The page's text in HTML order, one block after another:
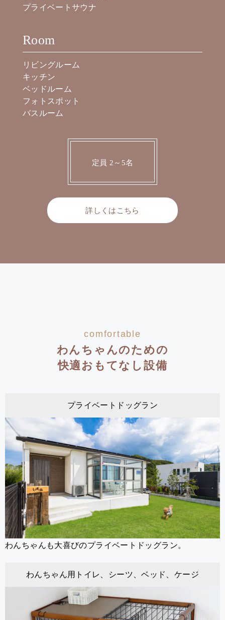
プライベートサウナ
Room
リビングルーム
キッチン
ベッドルーム
フォトスポット
バスルーム
定員 2～5名
詳しくはこちら
comfortable
わんちゃんのための
快適おもてなし設備
プライベートドッグラン
わんちゃんも大喜びのプライベートドッグラン。
わんちゃん用トイレ、シーツ、ベッド、ケージ